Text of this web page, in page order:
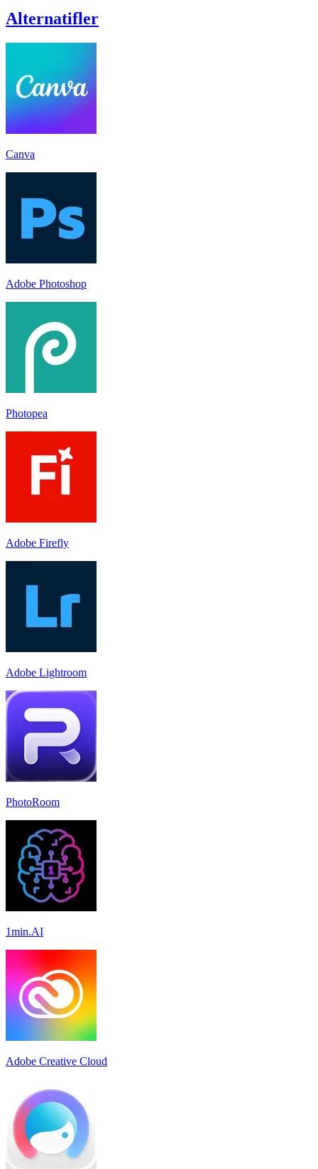
Alternatifler
Canva
Adobe Photoshop
Photopea
Adobe Firefly
Adobe Lightroom
PhotoRoom
1min.AI
Adobe Creative Cloud